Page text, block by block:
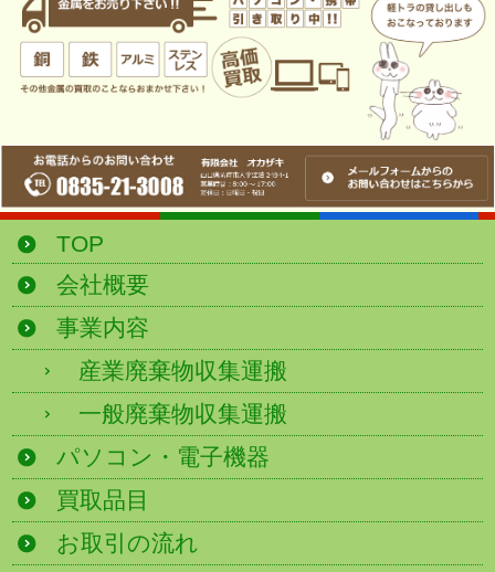
TOP
会社概要
事業内容
産業廃棄物収集運搬
一般廃棄物収集運搬
パソコン・電子機器
買取品目
お取引の流れ